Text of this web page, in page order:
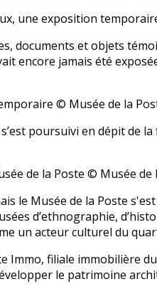
une exposition
documents et objets
encore jamais été
© Musée de la
poursuivi en dépit de
de la Poste © Musée
le Musée de la Poste
d’ethnographie,
un acteur culturel du
Immo, filiale immobilière
le patrimoine